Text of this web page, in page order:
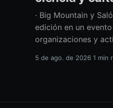
· Big Mountain y
edición en un
organizaciones y
en vivo, divulgación
5 de ago. de 2026 1 min